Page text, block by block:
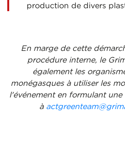
production de divers
En marge de cette
procédure interne, le
également les
monégasques à utiliser les
l'événement en formulant
à